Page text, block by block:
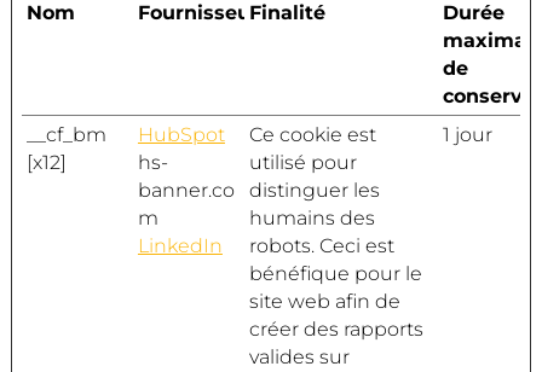
Nom FournisseurFinalité
Durée
de
__cf_bm
[x12]
HubSpot
hs-
banner.co
m
LinkedIn
Ce cookie est
utilisé pour
distinguer les
humains des
robots. Ceci est
bénéfique pour le
site web afin de
créer des rapports
valides sur
1 jour